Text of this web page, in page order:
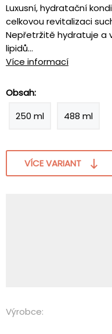
Luxusní, hydratační
celkovou revitalizaci
Nepřetržitě hydratuje a
lipidů...
Více informací
Obsah:
250 ml
488 ml
VÍCE VARIANT
Výrobce: